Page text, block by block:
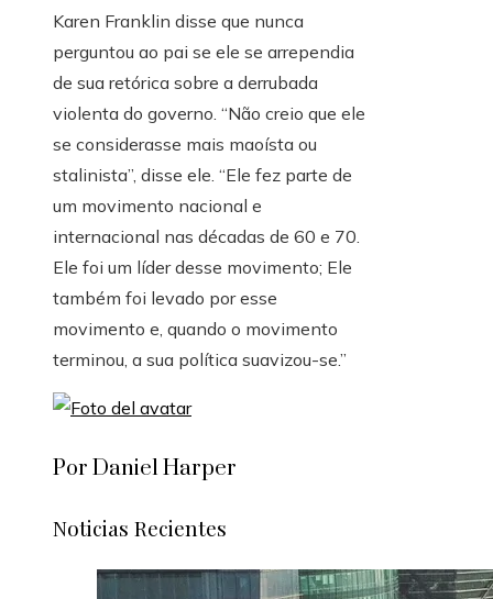
Karen Franklin disse que nunca
perguntou ao pai se ele se arrependia
de sua retórica sobre a derrubada
violenta do governo. “Não creio que ele
se considerasse mais maoísta ou
stalinista”, disse ele. “Ele fez parte de
um movimento nacional e
internacional nas décadas de 60 e 70.
Ele foi um líder desse movimento; Ele
também foi levado por esse
movimento e, quando o movimento
terminou, a sua política suavizou-se.”
Por Daniel Harper
Noticias Recientes